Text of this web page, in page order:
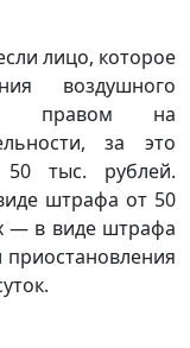
лицо, которое
воздушного
правом на
за это
тыс. рублей.
штрафа от 50
— в виде штрафа